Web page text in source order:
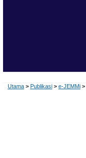
Utama > Publikasi > e-JEMMi >